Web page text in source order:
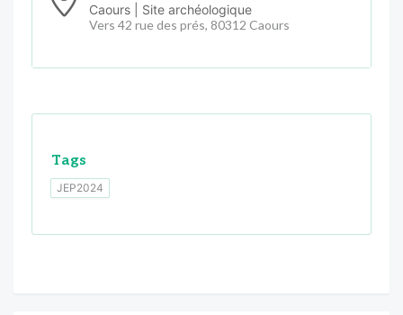
Caours | Site archéologique
Vers 42 rue des prés, 80312 Caours
Tags
JEP2024